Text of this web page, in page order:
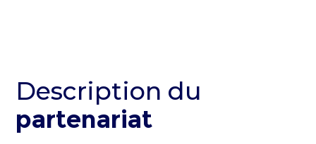
Description du
partenariat